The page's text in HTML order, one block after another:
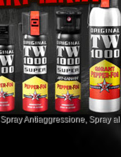
Spray Antiaggressione, Spray